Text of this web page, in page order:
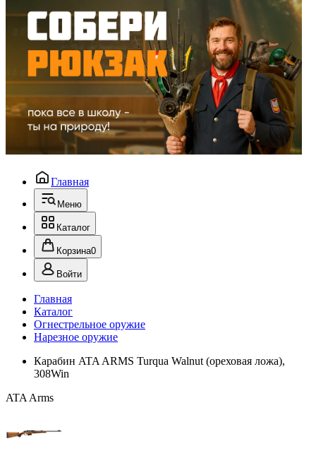
Главная
Меню
Каталог
Корзина0
Войти
Главная
Каталог
Огнестрельное оружие
Нарезное оружие
Карабин ATA ARMS Turqua Walnut (ореховая ложа),
308Win
ATA Arms